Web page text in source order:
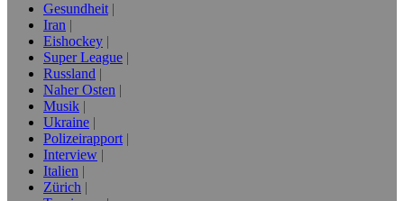
Gesundheit
Iran
Eishockey
Super League
Russland
Naher Osten
Musik
Ukraine
Polizeirapport
Interview
Italien
Zürich